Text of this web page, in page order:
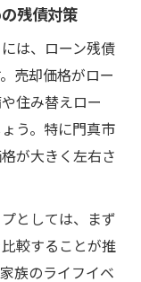
残債対策
は、ローン残債
売却価格がロー
住み替えロー
う。特に門真市
が大きく左右さ
としては、まず
較することが推
族のライフイベ